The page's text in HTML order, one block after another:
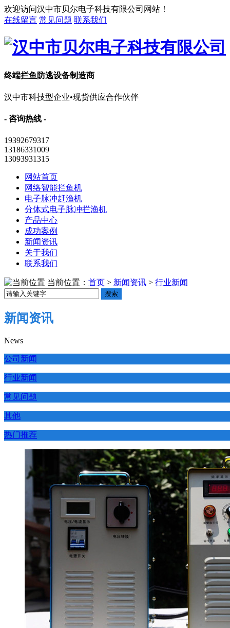
欢迎访问汉中市贝尔电子科技有限公司网站！
在线留言 常见问题 联系我们
终端拦鱼防逃设备制造商
汉中市科技型企业•现货供应合作伙伴
- 咨询热线 -
19392679317
13186331009
13093931315
网站首页
网络智能拦鱼机
电子脉冲赶渔机
分体式电子脉冲拦渔机
产品中心
成功案例
新闻资讯
关于我们
联系我们
当前位置： 首页 > 新闻资讯 > 行业新闻
搜索
新闻资讯
News
公司新闻
行业新闻
常见问题
其他
热门推荐